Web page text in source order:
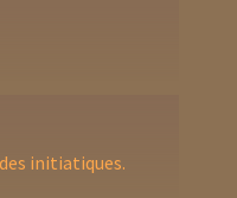
initiatiques.